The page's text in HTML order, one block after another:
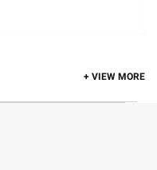
+ VIEW MORE